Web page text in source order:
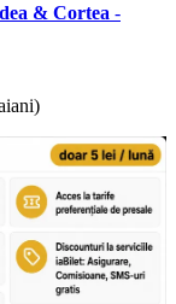
& Cortea -